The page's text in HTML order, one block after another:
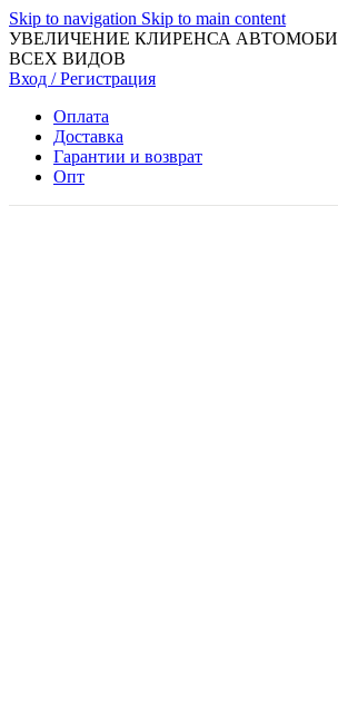
Skip to navigation Skip to main content
УВЕЛИЧЕНИЕ КЛИРЕНСА
ВСЕХ ВИДОВ
Вход / Регистрация
Оплата
Доставка
Гарантии и возврат
Опт